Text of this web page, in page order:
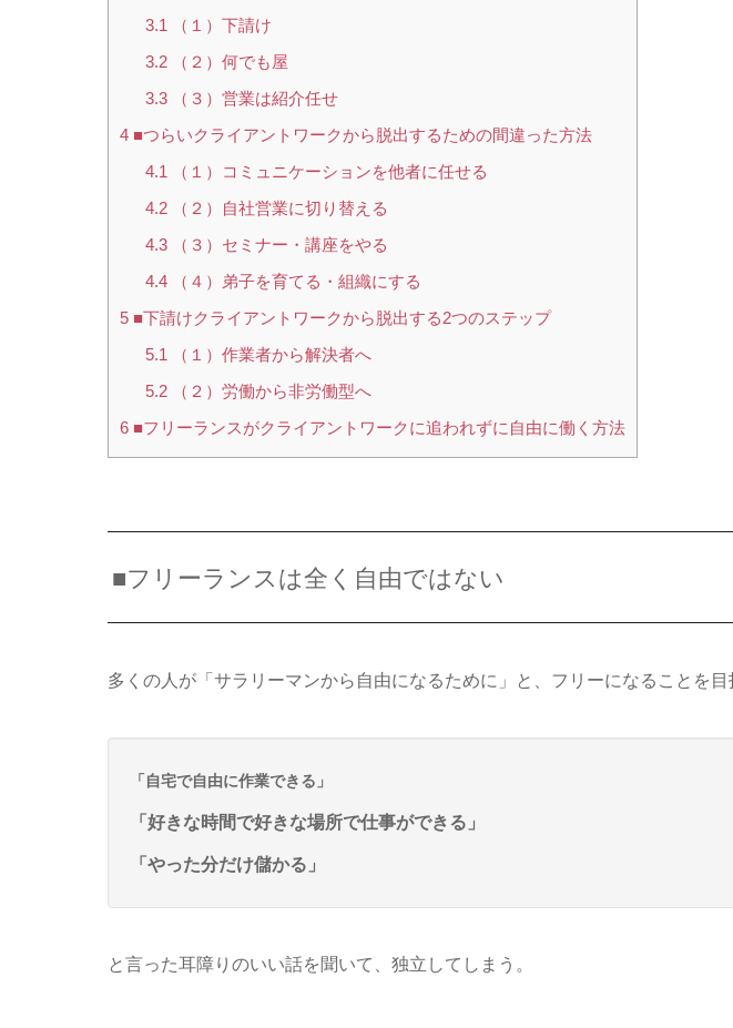
3.1
（１）下請け
3.2（２）何でも屋
3.3（３）営業は紹介任せ
4 ■つらいクライアントワークから脱出するための間違った方法
4.1
（１）コミュニケーションを他者に任せる
4.2（２）自社営業に切り替える
4.3（３）セミナー・講座をやる
4.4（４）弟子を育てる・組織にする
5 ■下請けクライアントワークから脱出する2つのステップ
5.1
（１）作業者から解決者へ
5.2（２）労働から非労働型へ
6 ■フリーランスがクライアントワークに追われずに自由に働く方法
■フリーランスは全く自由ではない
多くの人が「サラリーマンから自由になるために」と、フリーになることを目
「自宅で自由に作業できる」
「好きな時間で好きな場所で仕事ができる」
「やった分だけ儲かる」
と言った耳障りのいい話を聞いて、独立してしまう。